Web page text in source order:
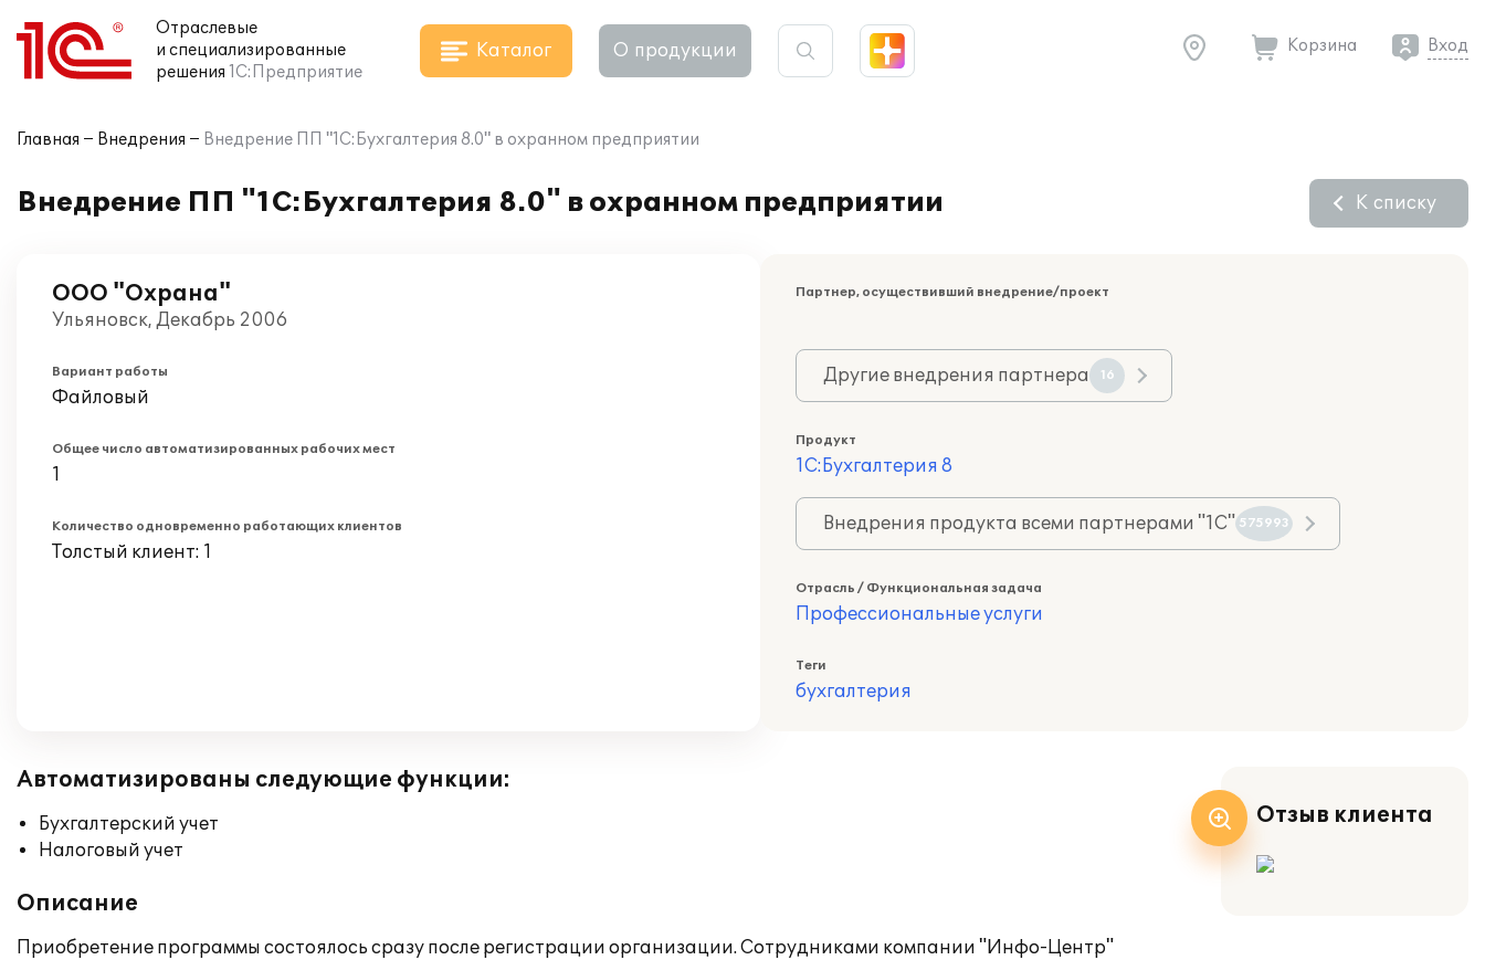
Отраслевые
и специализированные
решения 1С:Предприятие
Каталог О продукции Корзина Вход
Главная Внедрения Внедрение ПП "1С:Бухгалтерия 8.0" в охранном предприятии
Внедрение ПП "1С:Бухгалтерия 8.0" в охранном предприятии К списку
ООО "Охрана"
Ульяновск, Декабрь 2006
Вариант работы
Файловый
Общее число автоматизированных рабочих мест
1
Количество одновременно работающих клиентов
Толстый клиент: 1
Партнер, осуществивший внедрение/проект
Другие внедрения партнера 16
Продукт
1С:Бухгалтерия 8
Внедрения продукта всеми партнерами "1С" 575993
Отрасль / Функциональная задача
Профессиональные услуги
Теги
бухгалтерия
Автоматизированы следующие функции:
Бухгалтерский учет
Налоговый учет
Описание
Приобретение программы состоялось сразу после регистрации организации. Сотрудниками компании "Инфо-Центр"
Отзыв клиента